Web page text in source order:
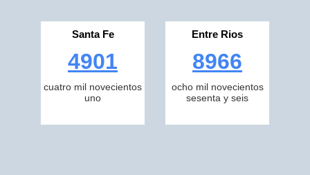
Santa Fe
4901
cuatro mil novecientos
uno
Entre Rios
8966
ocho mil novecientos
sesenta y seis